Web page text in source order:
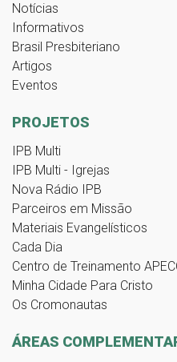
Notícias
Informativos
Brasil Presbiteriano
Artigos
Eventos
PROJETOS
IPB Multi
IPB Multi - Igrejas
Nova Rádio IPB
Parceiros em Missão
Materiais Evangelísticos
Cada Dia
Centro de Treinamento
Minha Cidade Para Cristo
Os Cromonautas
ÁREAS